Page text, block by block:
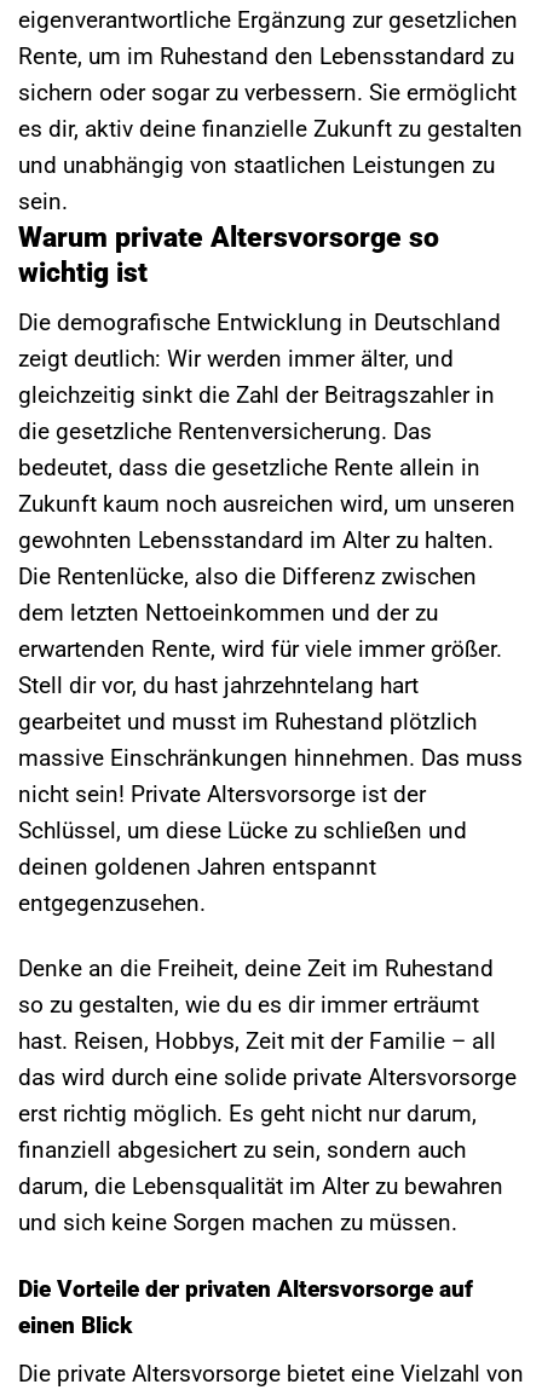
eigenverantwortliche Ergänzung zur gesetzlichen
Rente, um im Ruhestand den Lebensstandard zu
sichern oder sogar zu verbessern. Sie ermöglicht
es dir, aktiv deine finanzielle Zukunft zu gestalten
und unabhängig von staatlichen Leistungen zu
sein.
Warum private Altersvorsorge so
wichtig ist
Die demografische Entwicklung in Deutschland
zeigt deutlich: Wir werden immer älter, und
gleichzeitig sinkt die Zahl der Beitragszahler in
die gesetzliche Rentenversicherung. Das
bedeutet, dass die gesetzliche Rente allein in
Zukunft kaum noch ausreichen wird, um unseren
gewohnten Lebensstandard im Alter zu halten.
Die Rentenlücke, also die Differenz zwischen
dem letzten Nettoeinkommen und der zu
erwartenden Rente, wird für viele immer größer.
Stell dir vor, du hast jahrzehntelang hart
gearbeitet und musst im Ruhestand plötzlich
massive Einschränkungen hinnehmen. Das muss
nicht sein! Private Altersvorsorge ist der
Schlüssel, um diese Lücke zu schließen und
deinen goldenen Jahren entspannt
entgegenzusehen.
Denke an die Freiheit, deine Zeit im Ruhestand
so zu gestalten, wie du es dir immer erträumt
hast. Reisen, Hobbys, Zeit mit der Familie – all
das wird durch eine solide private Altersvorsorge
erst richtig möglich. Es geht nicht nur darum,
finanziell abgesichert zu sein, sondern auch
darum, die Lebensqualität im Alter zu bewahren
und sich keine Sorgen machen zu müssen.
Die Vorteile der privaten Altersvorsorge auf
einen Blick
Die private Altersvorsorge bietet eine Vielzahl von